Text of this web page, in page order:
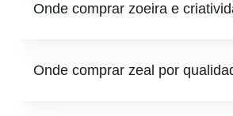
Onde comprar zoeira e
Onde comprar zeal por